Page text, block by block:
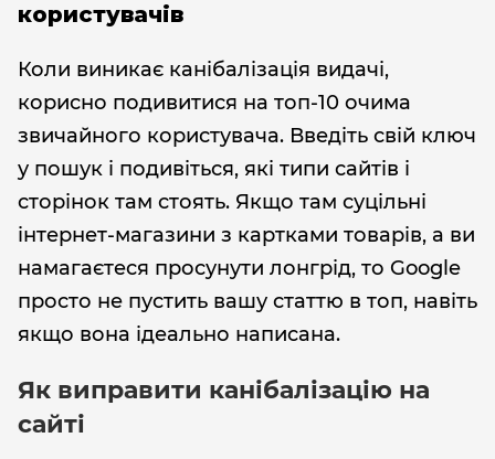
користувачів
Коли виникає канібалізація видачі,
корисно подивитися на топ-10 очима
звичайного користувача. Введіть свій ключ
у пошук і подивіться, які типи сайтів і
сторінок там стоять. Якщо там суцільні
інтернет-магазини з картками товарів, а ви
намагаєтеся просунути лонгрід, то Google
просто не пустить вашу статтю в топ, навіть
якщо вона ідеально написана.
Як виправити канібалізацію на
сайті